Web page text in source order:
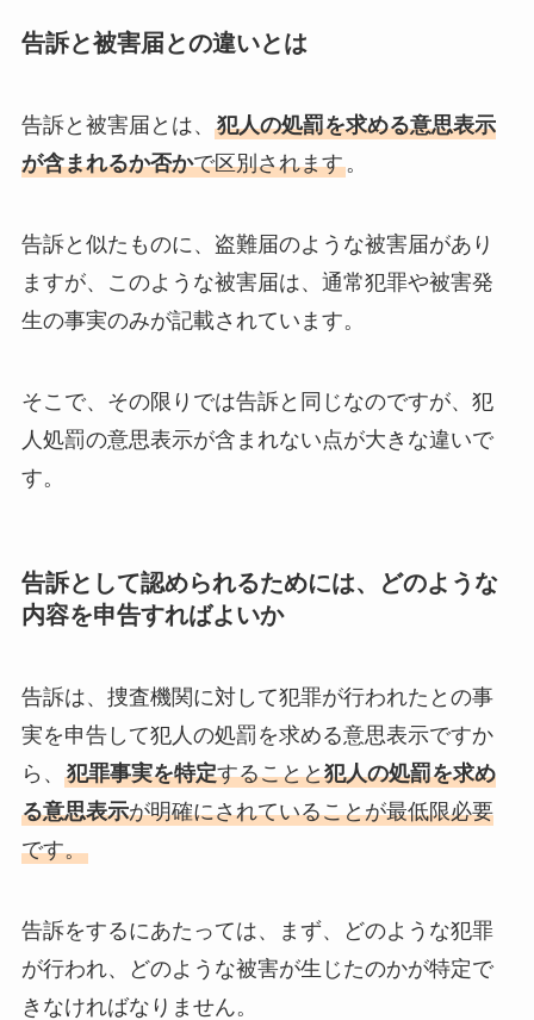
告訴と被害届との違いとは
告訴と被害届とは、 犯人の処罰を求める意思表示
が含まれるか否かで区別されます。
告訴と似たものに、盗難届のような被害届があり
ますが、このような被害届は、通常犯罪や被害発
生の事実のみが記載されています。
そこで、その限りでは告訴と同じなのですが、犯
人処罰の意思表示が含まれない点が大きな違いで
す。
告訴として認められるためには、どのような
内容を申告すればよいか
告訴は、捜査機関に対して犯罪が行われたとの事
実を申告して犯人の処罰を求める意思表示ですか
ら、 犯罪事実を特定することと犯人の処罰を求め
る意思表示が明確にされていることが最低限必要
です。
告訴をするにあたっては、まず、どのような犯罪
が行われ、どのような被害が生じたのかが特定で
きなければなりません。